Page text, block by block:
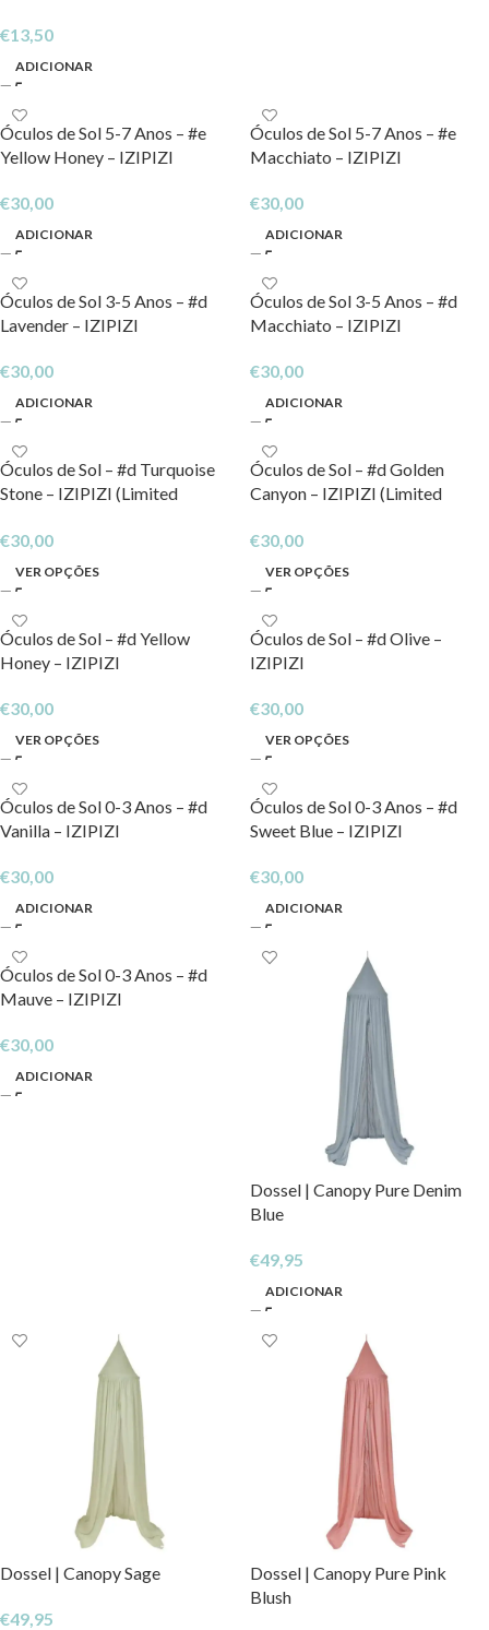
€13,50
ADICIONAR
Óculos de Sol 5-7 Anos – #e
Yellow Honey – IZIPIZI
€30,00
ADICIONAR
Óculos de Sol 5-7 Anos – #e
Macchiato – IZIPIZI
€30,00
ADICIONAR
Óculos de Sol 3-5 Anos – #d
Lavender – IZIPIZI
€30,00
ADICIONAR
Óculos de Sol 3-5 Anos – #d
Macchiato – IZIPIZI
€30,00
ADICIONAR
Óculos de Sol – #d Turquoise
Stone – IZIPIZI (Limited
€30,00
VER OPÇÕES
Óculos de Sol – #d Golden
Canyon – IZIPIZI (Limited
€30,00
VER OPÇÕES
Óculos de Sol – #d Yellow
Honey – IZIPIZI
€30,00
VER OPÇÕES
Óculos de Sol – #d Olive –
IZIPIZI
€30,00
VER OPÇÕES
Óculos de Sol 0-3 Anos – #d
Vanilla – IZIPIZI
€30,00
ADICIONAR
Óculos de Sol 0-3 Anos – #d
Sweet Blue – IZIPIZI
€30,00
ADICIONAR
Óculos de Sol 0-3 Anos – #d
Mauve – IZIPIZI
€30,00
ADICIONAR
Dossel | Canopy Pure Denim
Blue
€49,95
ADICIONAR
Dossel | Canopy Sage
€49,95
Dossel | Canopy Pure Pink
Blush